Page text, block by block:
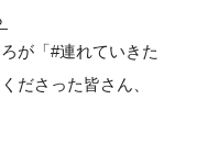
が「#連れていきた
ださった皆さん、